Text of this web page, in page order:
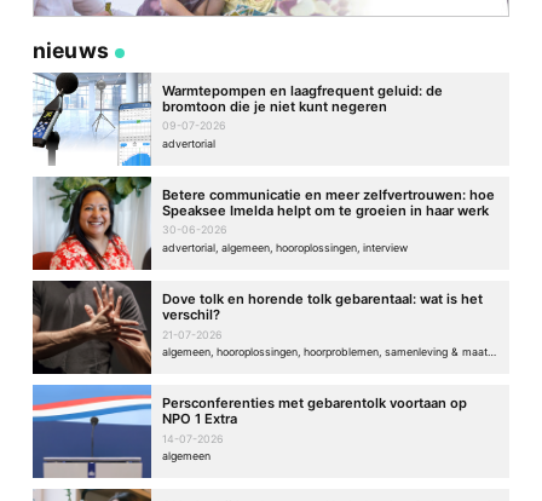
nieuws
Warmtepompen en laagfrequent geluid: de
bromtoon die je niet kunt negeren
09-07-2026
advertorial
Betere communicatie en meer zelfvertrouwen: hoe
Speaksee Imelda helpt om te groeien in haar werk
30-06-2026
advertorial, algemeen, hooroplossingen, interview
Dove tolk en horende tolk gebarentaal: wat is het
verschil?
21-07-2026
Persconferenties met gebarentolk voortaan op
NPO 1 Extra
14-07-2026
algemeen